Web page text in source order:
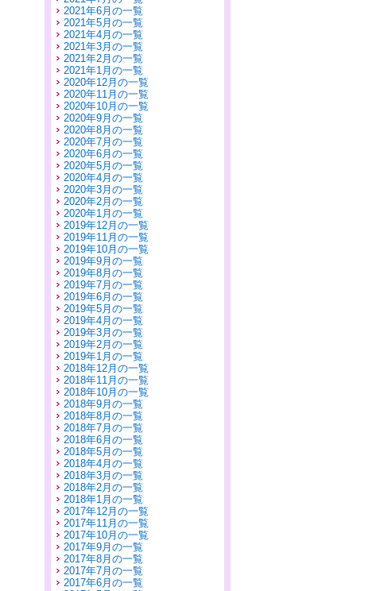
2021年6月の一覧
2021年5月の一覧
2021年4月の一覧
2021年3月の一覧
2021年2月の一覧
2021年1月の一覧
2020年12月の一覧
2020年11月の一覧
2020年10月の一覧
2020年9月の一覧
2020年8月の一覧
2020年7月の一覧
2020年6月の一覧
2020年5月の一覧
2020年4月の一覧
2020年3月の一覧
2020年2月の一覧
2020年1月の一覧
2019年12月の一覧
2019年11月の一覧
2019年10月の一覧
2019年9月の一覧
2019年8月の一覧
2019年7月の一覧
2019年6月の一覧
2019年5月の一覧
2019年4月の一覧
2019年3月の一覧
2019年2月の一覧
2019年1月の一覧
2018年12月の一覧
2018年11月の一覧
2018年10月の一覧
2018年9月の一覧
2018年8月の一覧
2018年7月の一覧
2018年6月の一覧
2018年5月の一覧
2018年4月の一覧
2018年3月の一覧
2018年2月の一覧
2018年1月の一覧
2017年12月の一覧
2017年11月の一覧
2017年10月の一覧
2017年9月の一覧
2017年8月の一覧
2017年7月の一覧
2017年6月の一覧